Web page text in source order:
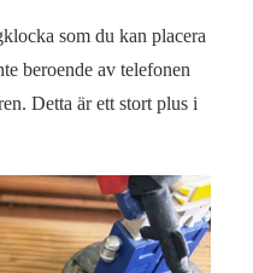
som du kan placera
beroende av telefonen
Detta är ett stort plus i